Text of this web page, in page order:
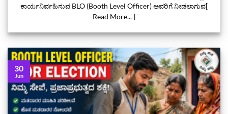
ಕಾರ್ಯನಿರ್ವಹಿಸುವ BLO (Booth Level Officer) ಅವರಿಗೆ ನೀಡಲಾಗುವ[
Read More... ]
30
Jun